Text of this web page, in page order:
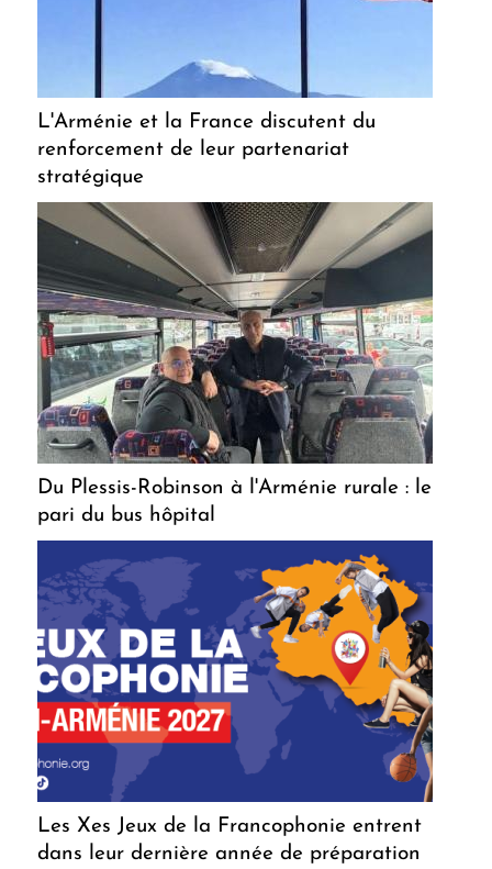
L'Arménie et la France discutent du
renforcement de leur partenariat
stratégique
Du Plessis-Robinson à l'Arménie rurale : le
pari du bus hôpital
Les Xes Jeux de la Francophonie entrent
dans leur dernière année de préparation